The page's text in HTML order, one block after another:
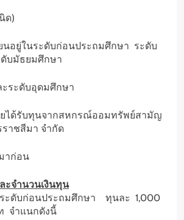
ด)
ยนอยู่ในระดับก่อนประถมศึกษา ระดับ
บมัธยมศึกษา
ะระดับอุดมศึกษา
ยได้รับทุนจากสหกรณ์ออมทรัพย์สามัญ
าชสีมา จำกัด
าก่อน
ะจำนวนเงินทุน
ะดับก่อนประถมศึกษา ทุนละ 1,000
จำแนกดังนี้